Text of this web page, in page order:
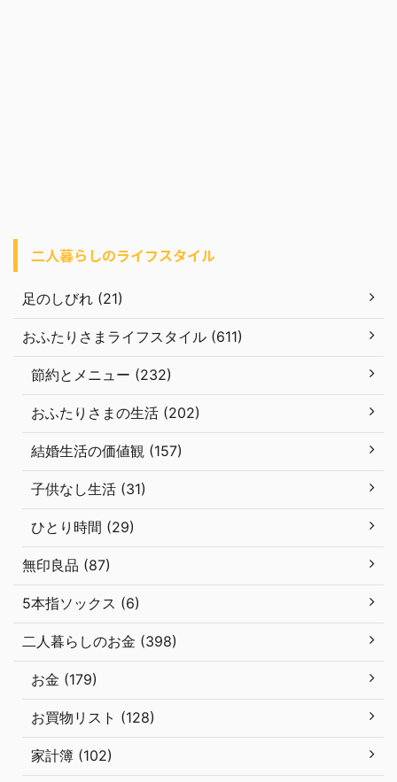
二人暮らしのライフスタイル
足のしびれ (21)
おふたりさまライフスタイル (611)
節約とメニュー (232)
おふたりさまの生活 (202)
結婚生活の価値観 (157)
子供なし生活 (31)
ひとり時間 (29)
無印良品 (87)
5本指ソックス (6)
二人暮らしのお金 (398)
お金 (179)
お買物リスト (128)
家計簿 (102)